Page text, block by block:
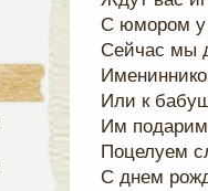
С юмором у
Сейчас мы
Или к
Им
Поцелуем
С днем